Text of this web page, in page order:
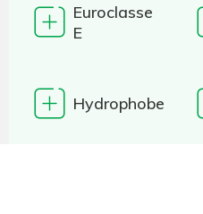
Euroclasse
E
Hydrophobe